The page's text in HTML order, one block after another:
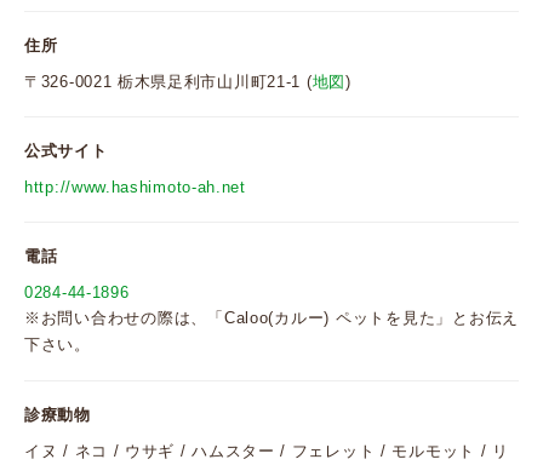
住所
〒326-0021 栃木県足利市山川町21-1 (地図 )
公式サイト
http://www.hashimoto-ah.net
電話
0284-44-1896
※お問い合わせの際は、「Caloo(カルー) ペットを見た」とお伝え
下さい。
診療動物
イヌ / ネコ / ウサギ / ハムスター / フェレット / モルモット / リ